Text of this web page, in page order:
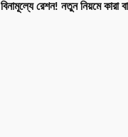
রেশন! নতুন নিয়মে কারা